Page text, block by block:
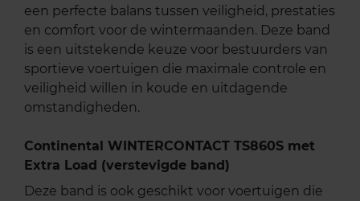
een perfecte balans tussen veiligheid, prestaties
en comfort voor de wintermaanden. Deze band
is een uitstekende keuze voor bestuurders van
sportieve voertuigen die maximale controle en
veiligheid willen in koude en uitdagende
omstandigheden.
Continental WINTERCONTACT TS860S met
Extra Load (verstevigde band)
Deze band is ook geschikt voor voertuigen die